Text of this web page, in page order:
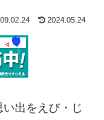
2024.05.24
出をえび・じ